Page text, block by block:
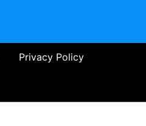
Privacy Policy